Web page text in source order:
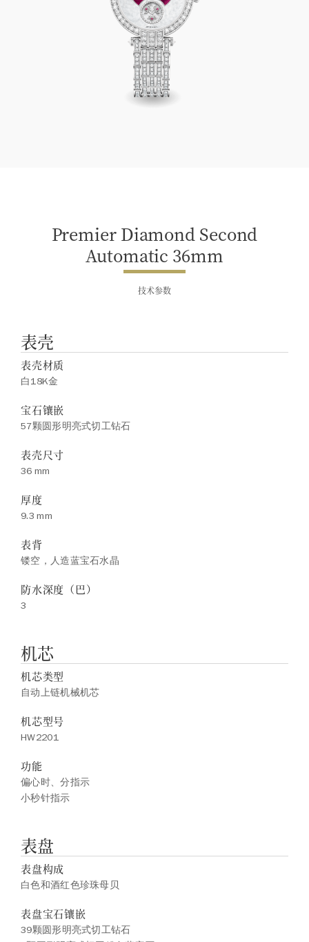
Premier Diamond Second
Automatic 36mm
技术参数
表壳
表壳材质
白18K金
宝石镶嵌
57颗圆形明亮式切工钻石
表壳尺寸
36 mm
厚度
9.3 mm
表背
镂空，人造蓝宝石水晶
防水深度（巴）
3
机芯
机芯类型
自动上链机械机芯
机芯型号
HW2201
功能
偏心时、分指示
小秒针指示
表盘
表盘构成
白色和酒红色珍珠母贝
表盘宝石镶嵌
39颗圆形明亮式切工钻石